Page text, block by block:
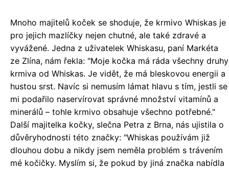
Mnoho majitelů koček se shoduje, že krmivo Whiskas je
pro jejich mazlíčky nejen chutné, ale také zdravé a
vyvážené. Jedna z uživatelek Whiskasu, paní Markéta
ze Zlína, nám řekla: "Moje kočka má ráda všechny druhy
krmiva od Whiskas. Je vidět, že má bleskovou energii a
hustou srst. Navíc si nemusím lámat hlavu s tím, jestli se
mi podařilo naservírovat správné množství vitamínů a
minerálů – tohle krmivo obsahuje všechno potřebné."
Další majitelka kočky, slečna Petra z Brna, nás ujistila o
důvěryhodnosti této značky: "Whiskas používám již
dlouhou dobu a nikdy jsem neměla problém s trávením
mé kočičky. Myslím si, že pokud by jiná značka nabídla